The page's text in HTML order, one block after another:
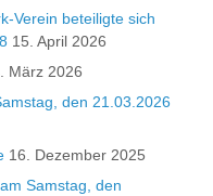
Verein beteiligte sich
15. April 2026
März 2026
den 21.03.2026
16. Dezember 2025
Samstag, den